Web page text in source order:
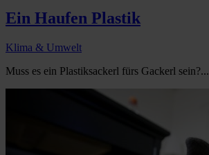
Ein Haufen Plastik
Klima & Umwelt
Muss es ein Plastiksackerl fürs Gackerl sein?...